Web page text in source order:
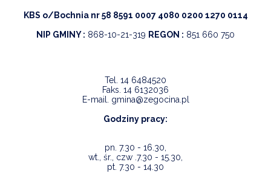
KBS o/Bochnia nr 58 8591 0007 4080 0200 1270 0114
NIP GMINY : 868-10-21-319 REGON : 851 660 750
Tel. 14 6484520
Faks. 14 6132036
E-mail. gmina@zegocina.pl
Godziny pracy:
pn. 7.30 - 16.30,
wt., śr., czw .7.30 - 15.30,
pt. 7.30 - 14.30